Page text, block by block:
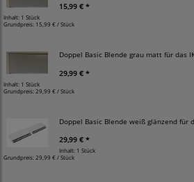
15,99 € *
Inhalt: 1 Stück
Grundpreis: 15,99 € / Stück
Doppel Basic Blende grau matt für das
29,99 € *
Inhalt: 1 Stück
Grundpreis: 29,99 € / Stück
Doppel Basic Blende weiß glänzend für
29,99 € *
Inhalt: 1 Stück
Grundpreis: 29,99 € / Stück